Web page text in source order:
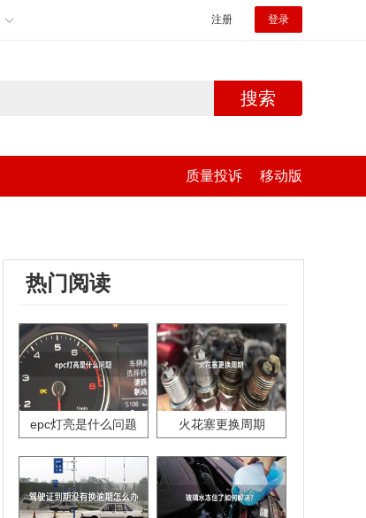
注册 登录
搜索
质量投诉 移动版
热门阅读
epc灯亮是什么问题 火花塞更换周期